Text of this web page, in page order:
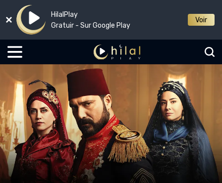
HilalPlay
Gratuir - Sur Google Play
Voir